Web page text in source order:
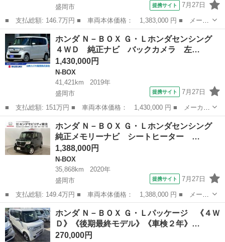
盛岡市
提携サイト 7月27日
■ 支払総額: 146.7万円 ■ 車両本体価格： 1,383,000 円 ■ メーカ
ー名： ホンダ ■ 車種名： Ｎ－ＢＯＸ ■ グレード名： Ｌコー
ディネートスタイル 純正メモリーナビ 両側電動スライドドア シ
ートヒー...
岩手 盛岡市 N-BOX
ホンダ Ｎ－ＢＯＸ Ｇ・Ｌホンダセンシング
４ＷＤ 純正ナビ バックカメラ 左…
1,430,000円
N-BOX
41,421km
2019年
盛岡市
提携サイト 7月27日
■ 支払総額: 151万円 ■ 車両本体価格： 1,430,000 円 ■ メーカー
名： ホンダ ■ 車種名： Ｎ－ＢＯＸ ■ グレード名： Ｇ・Ｌホ
ンダセンシング ４ＷＤ 純正ナビ バックカメラ 左側電動スライ
ドドア Ｅ...
岩手 N-BOX
ホンダ Ｎ－ＢＯＸ Ｇ・Ｌホンダセンシング
純正メモリーナビ シートヒーター …
1,388,000円
N-BOX
35,868km
2020年
盛岡市
提携サイト 7月27日
■ 支払総額: 149.4万円 ■ 車両本体価格： 1,388,000 円 ■ メーカ
ー名： ホンダ ■ 車種名： Ｎ－ＢＯＸ ■ グレード名： Ｇ・Ｌ
ホンダセンシング 純正メモリーナビ シートヒーター 片側電動ス
ライドド...
岩手 盛岡市 N-BOX
ホンダ Ｎ－ＢＯＸ Ｇ・Ｌパッケージ 《４Ｗ
Ｄ》《後期最終モデル》《車検２年》…
270,000円